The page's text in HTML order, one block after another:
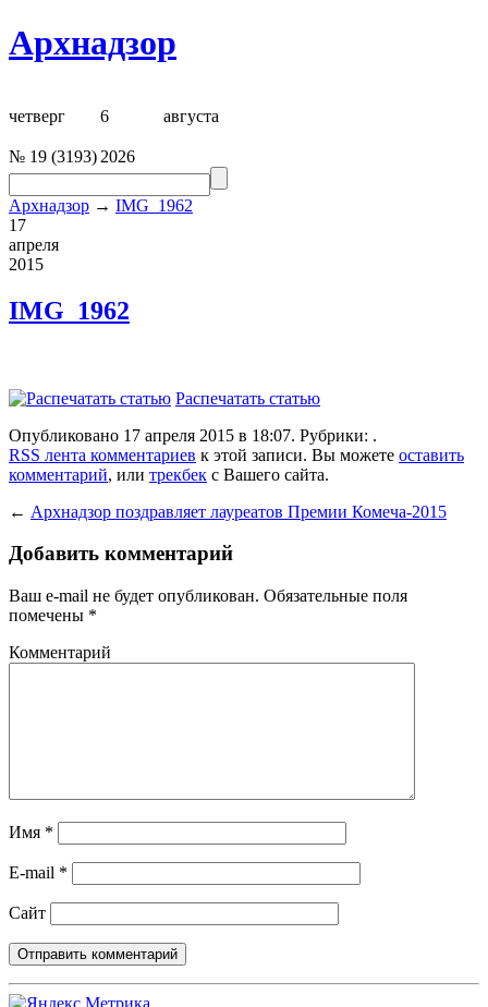
Архнадзор
четверг 6 августа
№ 19 (3193) 2026
Архнадзор → IMG_1962
17
апреля
2015
IMG_1962
Распечатать статью
Опубликовано 17 апреля 2015 в 18:07. Рубрики: .
RSS лента комментариев к этой записи. Вы можете оставить
комментарий, или трекбек с Вашего сайта.
← Архнадзор поздравляет лауреатов Премии Комеча-2015
Добавить комментарий
Ваш e-mail не будет опубликован. Обязательные поля
помечены *
Комментарий
Имя *
E-mail *
Сайт